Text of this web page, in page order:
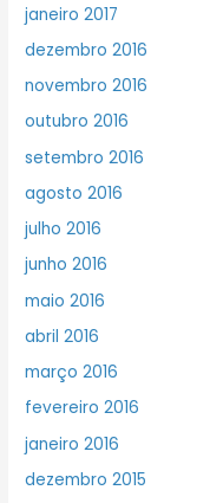
janeiro 2017
dezembro 2016
novembro 2016
outubro 2016
setembro 2016
agosto 2016
julho 2016
junho 2016
maio 2016
abril 2016
março 2016
fevereiro 2016
janeiro 2016
dezembro 2015